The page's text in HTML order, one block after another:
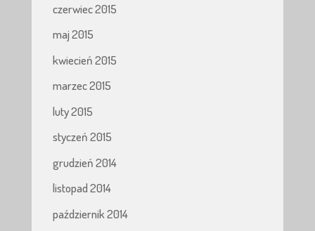
czerwiec 2015
maj 2015
kwiecień 2015
marzec 2015
luty 2015
styczeń 2015
grudzień 2014
listopad 2014
październik 2014